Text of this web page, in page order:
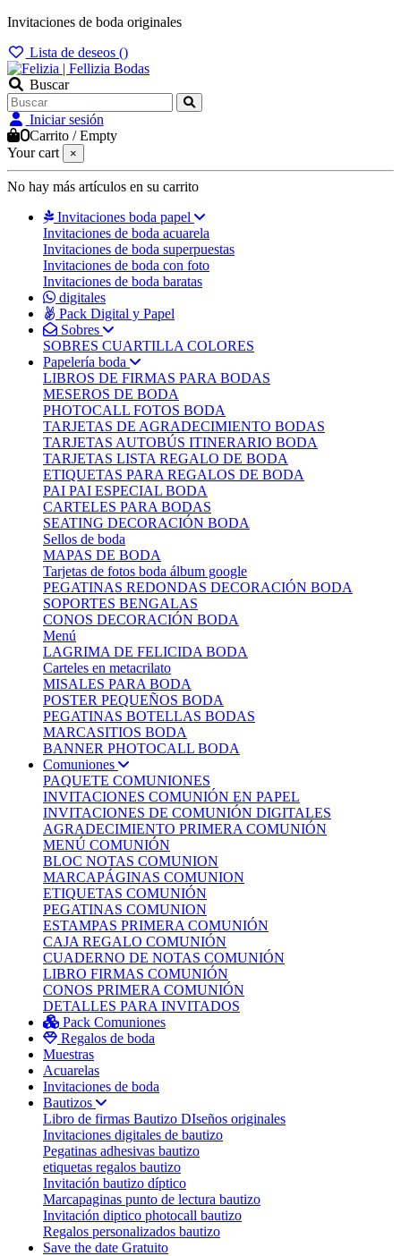
Invitaciones de boda originales
Lista de deseos ()
Buscar
Iniciar sesión
0Carrito /Empty
Your cart
×
No hay más artículos en su carrito
Invitaciones boda papel
Invitaciones de boda acuarela
Invitaciones de boda superpuestas
Invitaciones de boda con foto
Invitaciones de boda baratas
digitales
Pack Digital y Papel
Sobres
SOBRES CUARTILLA COLORES
Papelería boda
LIBROS DE FIRMAS PARA BODAS
MESEROS DE BODA
PHOTOCALL FOTOS BODA
TARJETAS DE AGRADECIMIENTO BODAS
TARJETAS AUTOBÚS ITINERARIO BODA
TARJETAS LISTA REGALO DE BODA
ETIQUETAS PARA REGALOS DE BODA
PAI PAI ESPECIAL BODA
CARTELES PARA BODAS
SEATING DECORACIÓN BODA
Sellos de boda
MAPAS DE BODA
Tarjetas de fotos boda álbum google
PEGATINAS REDONDAS DECORACIÓN BODA
SOPORTES BENGALAS
CONOS DECORACIÓN BODA
Menú
LAGRIMA DE FELICIDA BODA
Carteles en metacrilato
MISALES PARA BODA
POSTER PEQUEÑOS BODA
PEGATINAS BOTELLAS BODAS
MARCASITIOS BODA
BANNER PHOTOCALL BODA
Comuniones
PAQUETE COMUNIONES
INVITACIONES COMUNIÓN EN PAPEL
INVITACIONES DE COMUNIÓN DIGITALES
AGRADECIMIENTO PRIMERA COMUNIÓN
MENÚ COMUNIÓN
BLOC NOTAS COMUNION
MARCAPÁGINAS COMUNION
ETIQUETAS COMUNIÓN
PEGATINAS COMUNION
ESTAMPAS PRIMERA COMUNIÓN
CAJA REGALO COMUNIÓN
CUADERNO DE NOTAS COMUNIÓN
LIBRO FIRMAS COMUNIÓN
CONOS PRIMERA COMUNIÓN
DETALLES PARA INVITADOS
Pack Comuniones
Regalos de boda
Muestras
Acuarelas
Invitaciones de boda
Bautizos
Libro de firmas Bautizo DIseños originales
Invitaciones digitales de bautizo
Pegatinas adhesivas bautizo
etiquetas regalos bautizo
Invitación bautizo díptico
Marcapaginas punto de lectura bautizo
Invitación diptico photocall bautizo
Regalos personalizados bautizo
Save the date Gratuito